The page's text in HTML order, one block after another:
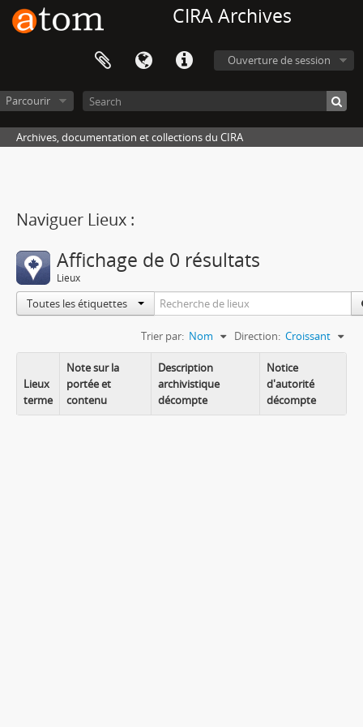
CIRA Archives
Ouverture de session
Parcourir
Archives, documentation et collections du CIRA
Naviguer Lieux :
Affichage de 0 résultats
Lieux
Toutes les étiquettes
Trier par: Nom Direction: Croissant
Lieux
terme
Note sur la
portée et
contenu
Description
archivistique
décompte
Notice
d'autorité
décompte